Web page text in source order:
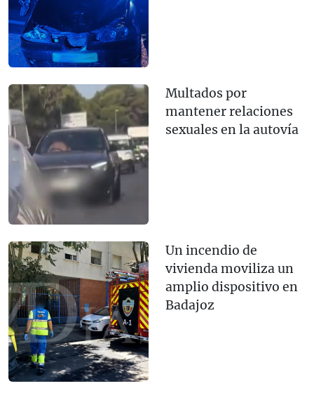
Multados por
mantener relaciones
sexuales en la autovía
Un incendio de
vivienda moviliza un
amplio dispositivo en
Badajoz